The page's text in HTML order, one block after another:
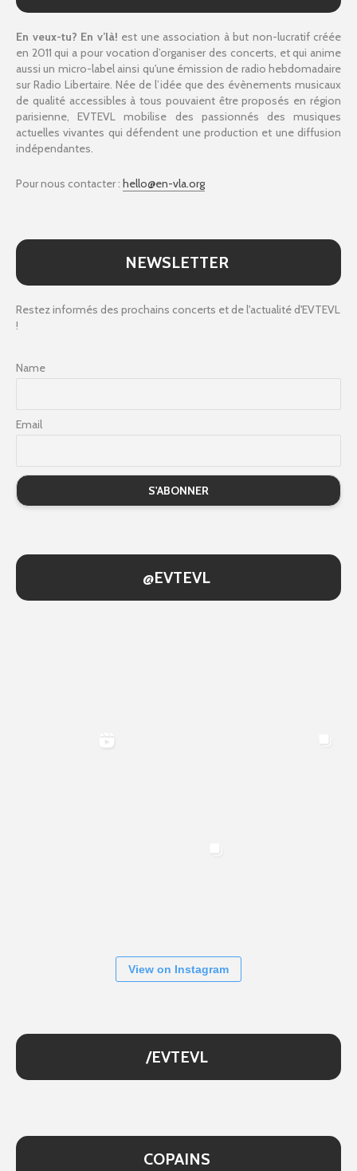
En veux-tu? En v’là! est une association à but non-lucratif créée
en 2011 qui a pour vocation d’organiser des concerts, et qui anime
aussi un micro-label ainsi qu'une émission de radio hebdomadaire
sur Radio Libertaire. Née de l’idée que des évènements musicaux
de qualité accessibles à tous pouvaient être proposés en région
parisienne, EVTEVL mobilise des passionnés des musiques
actuelles vivantes qui défendent une production et une diffusion
indépendantes.
Pour nous contacter : hello@en-vla.org
NEWSLETTER
Restez informés des prochains concerts et de l'actualité d'EVTEVL
!
Name
Email
@EVTEVL
View on Instagram
/EVTEVL
COPAINS